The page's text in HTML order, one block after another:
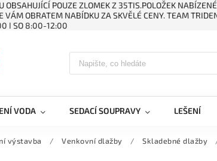
OBSAHUJÍCÍ POUZE ZLOMEK Z 35TIS.POLOŽEK
VÁM OBRATEM NABÍDKU ZA SKVĚLÉ CENY. TEAM
ǀ SO 8:00-12:00
VODA SEDACÍ SOUPRAVY LEŠENÍ
výstavba / Venkovní dlažby / Skladebné dlažby